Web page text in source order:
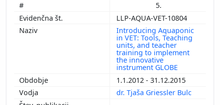
5.
LLP-AQUA-VET-10804
Introducing Aquaponic
in VET: Tools, Teaching
units, and teacher
training to implement
the innovative
instrument GLOBE
1.1.2012 - 31.12.2015
dr. Tjaša Griessler Bulc